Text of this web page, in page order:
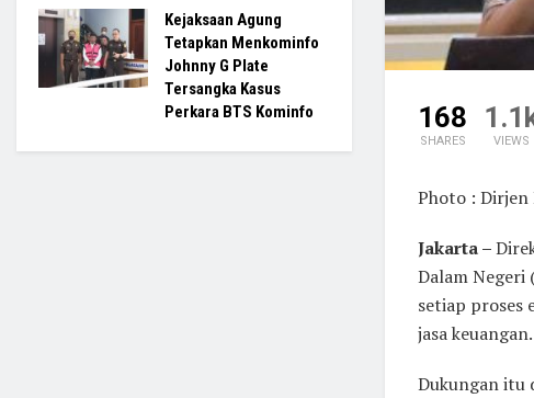
168
SHARES VIEWS
Photo : Dirjen
Jakarta –
Dalam Negeri
setiap proses
jasa keuangan.
Dukungan itu
Kejaksaan Agung
Tetapkan Menkominfo
Johnny G Plate
Tersangka Kasus
Perkara BTS Kominfo